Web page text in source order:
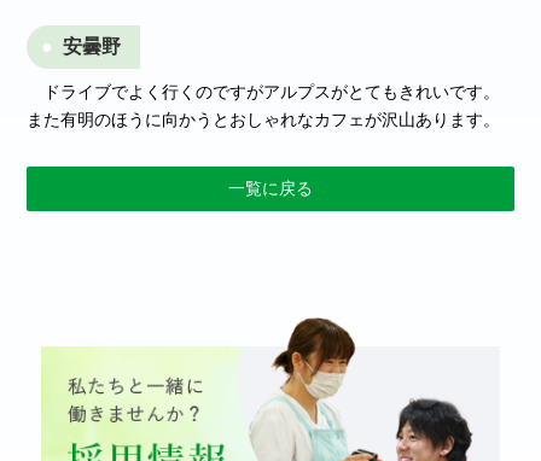
安曇野
ドライブでよく行くのですがアルプスがとてもきれいです。
また有明のほうに向かうとおしゃれなカフェが沢山あります。
一覧に戻る